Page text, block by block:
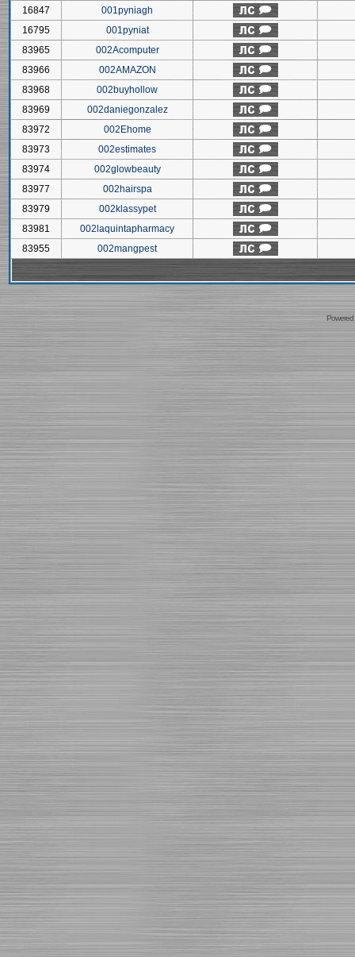
16847
001pyniagh
16795
001pyniat
83965
002Acomputer
83966
002AMAZON
83968
002buyhollow
83969
002daniegonzalez
83972
002Ehome
83973
002estimates
83974
002glowbeauty
83977
002hairspa
83979
002klassypet
83981
002laquintapharmacy
83955
002mangpest